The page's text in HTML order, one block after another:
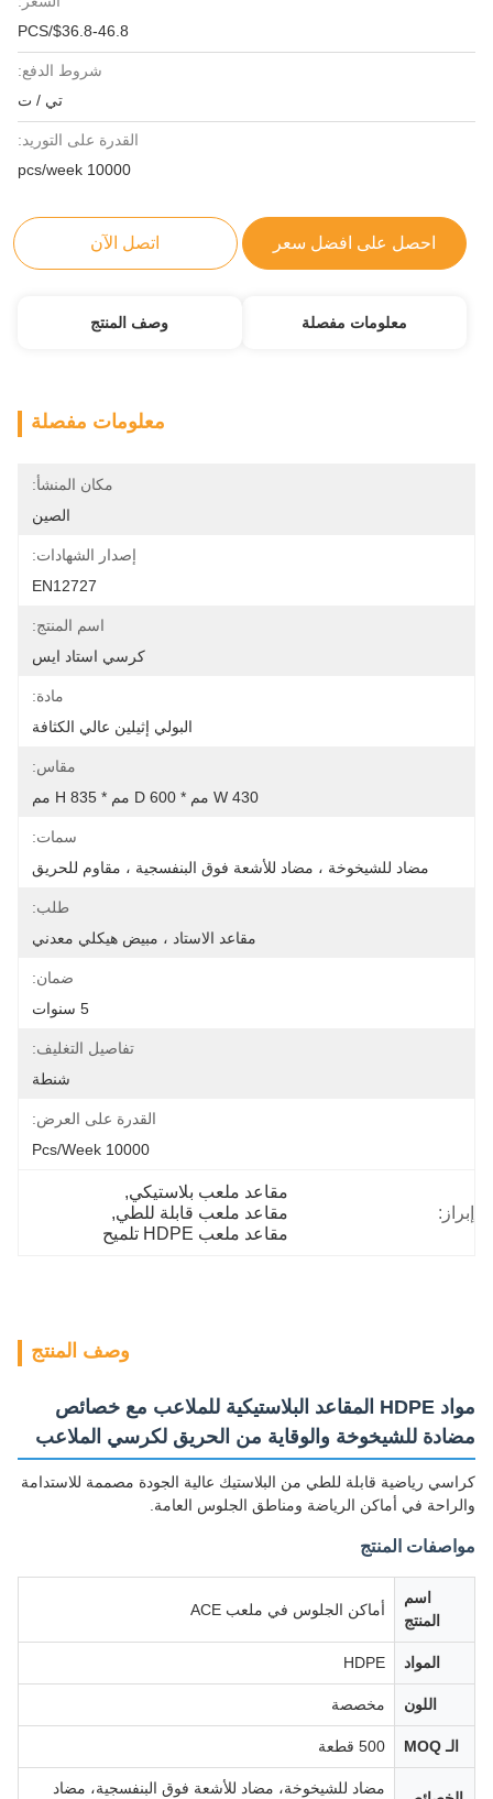
$36.8-46.8/PCS
شروط الدفع:
تي / ت
القدرة على التوريد:
10000 pcs/week
احصل على افضل سعر اتصل الآن
معلومات مفصلة وصف المنتج
معلومات مفصلة
مكان المنشأ:
الصين
إصدار الشهادات:
EN12727
اسم المنتج:
كرسي استاد ايس
مادة:
البولي إثيلين عالي الكثافة
مقاس:
W 430 مم * D 600 مم * H 835 مم
سمات:
مضاد للشيخوخة ، مضاد للأشعة فوق البنفسجية ، مقاوم للحريق
طلب:
مقاعد الاستاد ، مبيض هيكلي معدني
ضمان:
5 سنوات
تفاصيل التغليف:
شنطة
القدرة على العرض:
10000 Pcs/week
إبراز:
مقاعد ملعب بلاستيكي ,
مقاعد ملعب قابلة للطي ,
مقاعد ملعب HDPE تلميح
وصف المنتج
مواد HDPE المقاعد البلاستيكية للملاعب مع خصائص
مضادة للشيخوخة والوقاية من الحريق لكرسي الملاعب
كراسي رياضية قابلة للطي من البلاستيك عالية الجودة مصممة للاستدامة
والراحة في أماكن الرياضة ومناطق الجلوس العامة.
مواصفات المنتج
اسم
المنتج
أماكن الجلوس في ملعب ACE
المواد HDPE
اللون مخصصة
الـ MOQ 500 قطعة
مضاد للشيخوخة، مضاد للأشعة فوق البنفسجية، مضاد